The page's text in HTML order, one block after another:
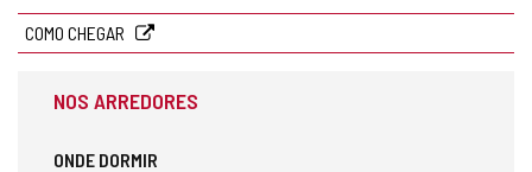
COMO CHEGAR
NOS ARREDORES
ONDE DORMIR